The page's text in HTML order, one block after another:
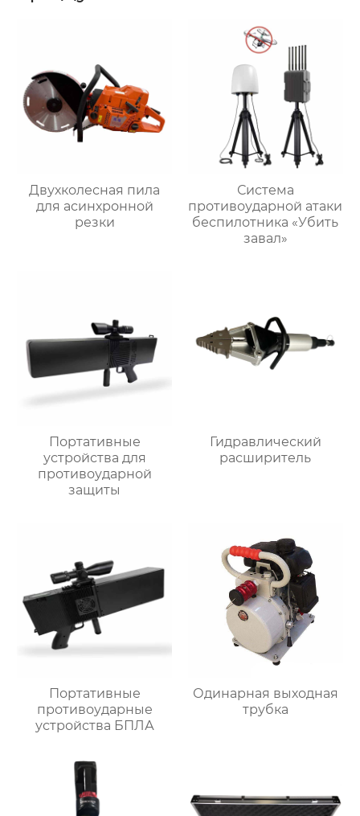
Двухколесная пила
для асинхронной
резки
Система
противоударной атаки
беспилотника «Убить
завал»
Портативные
устройства для
противоударной
защиты
Гидравлический
расширитель
Портативные
противоударные
устройства БПЛА
Одинарная выходная
трубка